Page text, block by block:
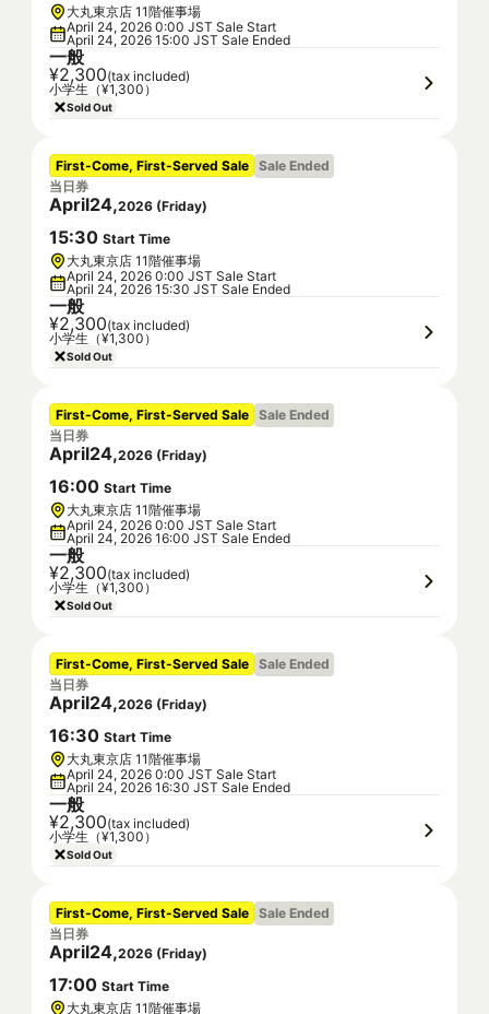
大丸東京店 11階催事場
April 24, 2026 0:00 JST Sale Start
April 24, 2026 15:00 JST Sale Ended
一般
¥2,300(tax included)
小学生（¥1,300）
Sold Out
First-Come, First-Served Sale Sale Ended
当日券
April24,2026 (Friday)
15:30 Start Time
大丸東京店 11階催事場
April 24, 2026 0:00 JST Sale Start
April 24, 2026 15:30 JST Sale Ended
一般
¥2,300(tax included)
小学生（¥1,300）
Sold Out
First-Come, First-Served Sale Sale Ended
当日券
April24,2026 (Friday)
16:00 Start Time
大丸東京店 11階催事場
April 24, 2026 0:00 JST Sale Start
April 24, 2026 16:00 JST Sale Ended
一般
¥2,300(tax included)
小学生（¥1,300）
Sold Out
First-Come, First-Served Sale Sale Ended
当日券
April24,2026 (Friday)
16:30 Start Time
大丸東京店 11階催事場
April 24, 2026 0:00 JST Sale Start
April 24, 2026 16:30 JST Sale Ended
一般
¥2,300(tax included)
小学生（¥1,300）
Sold Out
First-Come, First-Served Sale Sale Ended
当日券
April24,2026 (Friday)
17:00 Start Time
大丸東京店 11階催事場